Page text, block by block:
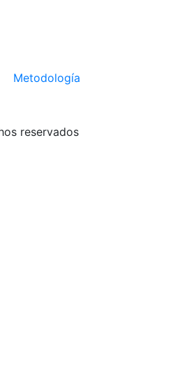
Metodología
reservados